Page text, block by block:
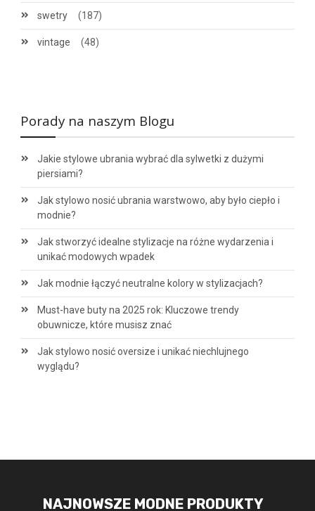
swetry (187)
vintage (48)
Porady na naszym Blogu
Jakie stylowe ubrania wybrać dla sylwetki z dużymi
piersiami?
Jak stylowo nosić ubrania warstwowo, aby było ciepło i
modnie?
Jak stworzyć idealne stylizacje na różne wydarzenia i
unikać modowych wpadek
Jak modnie łączyć neutralne kolory w stylizacjach?
Must-have buty na 2025 rok: Kluczowe trendy
obuwnicze, które musisz znać
Jak stylowo nosić oversize i unikać niechlujnego
wyglądu?
NAJNOWSZE MODNE PRODUKTY